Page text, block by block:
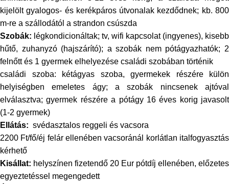
kijelölt gyalogos- és kerékpáros útvonalak kezdődnek; kb. 800
m-re a szállodától a strandon csúszda
Szobák: légkondicionáltak; tv, wifi kapcsolat (ingyenes), kisebb
hűtő, zuhanyzó (hajszárító); a szobák nem pótágyazhatók; 2
felnőtt és 1 gyermek elhelyezése családi szobában történik
családi szoba: kétágyas szoba, gyermekek részére külön
helyiségben emeletes ágy; a szobák nincsenek ajtóval
elválasztva; gyermek részére a pótágy 16 éves korig javasolt
(1-2 gyermek)
Ellátás: svédasztalos reggeli és vacsora
2200 Ft/fő/éj felár ellenében vacsoránál korlátlan italfogyasztás
kérhető
Kisállat: helyszínen fizetendő 20 Eur pótdíj ellenében, előzetes
egyeztetéssel megengedett